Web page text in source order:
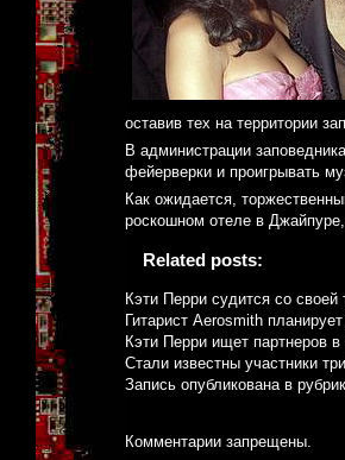
оставив тех на территории
В администрации
фейерверки и проигрывать
Как ожидается,
роскошном отеле в
Related posts:
Кэти Перри судится со своей
Гитарист Aerosmith
Кэти Перри ищет партнеров в
Стали известны участники
Запись опубликована в
Комментарии запрещены.